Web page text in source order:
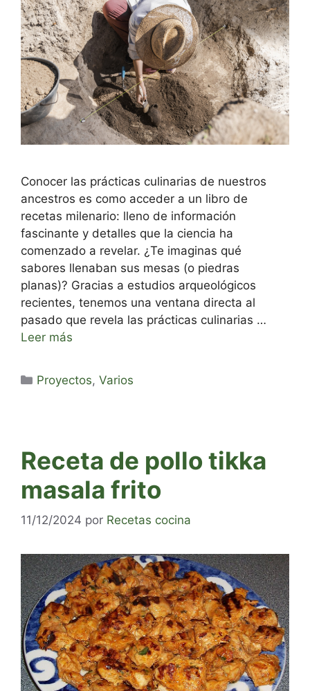
Conocer las prácticas culinarias de nuestros
ancestros es como acceder a un libro de
recetas milenario: lleno de información
fascinante y detalles que la ciencia ha
comenzado a revelar. ¿Te imaginas qué
sabores llenaban sus mesas (o piedras
planas)? Gracias a estudios arqueológicos
recientes, tenemos una ventana directa al
pasado que revela las prácticas culinarias …
Leer más
Categorías
Proyectos,Varios
Receta de pollo tikka
masala frito
11/12/2024 por Recetas cocina